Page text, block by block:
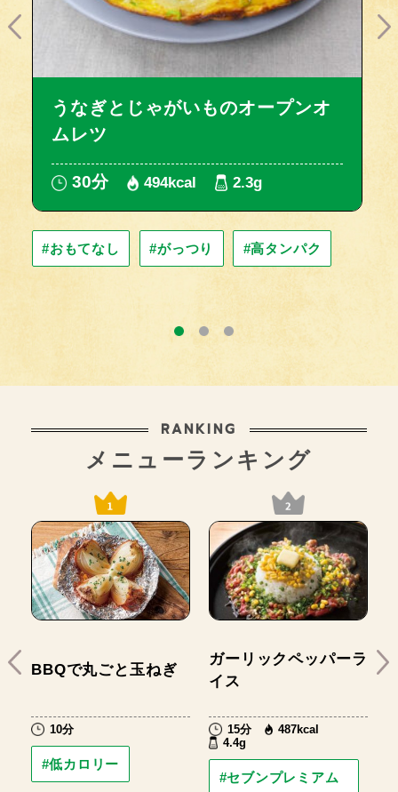
うなぎとじゃがいものオープンオ
ムレツ
30分 494kcal 2.3g
#おもてなし #がっつり #高タンパク
RANKING
メニューランキング
BBQで丸ごと玉ねぎ
10分
#低カロリー
ガーリックペッパーラ
イス
15分
487kcal
4.4g
#セブンプレミアム